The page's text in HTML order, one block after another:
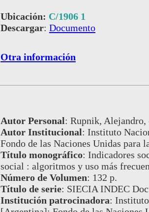
Ubicación: C/1906 1
Descargar: Documento
Otra información
Autor Personal: Rupnik, Alejandro,
Autor Institucional: Instituto
Fondo de las Naciones Unidas para
Título monográfico: Indicadores
social : algoritmos y uso más
Número de Volumen: 132 p.
Título de serie: SIECIA INDEC
Institución patrocinadora: